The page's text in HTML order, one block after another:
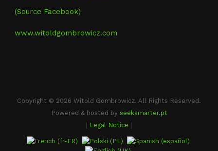
(Source Facebook)
www.witoldgombrowicz.com
Copyright © 2026 Witold Gombrowicz. All Rights Reserved.
Powered & hosted by seeksmarter.pt
Legal Notice